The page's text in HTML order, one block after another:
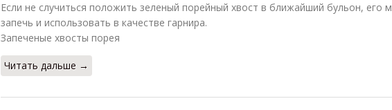
Если не случиться положить зеленый порейный хвост в ближайший бульон, его
запечь и использовать в качестве гарнира.
Запеченые хвосты порея
Читать дальше →